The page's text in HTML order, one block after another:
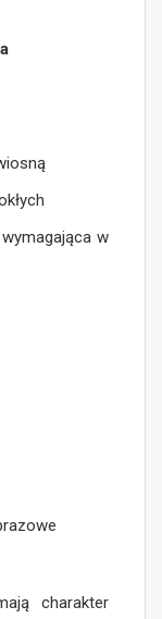
w
charakter